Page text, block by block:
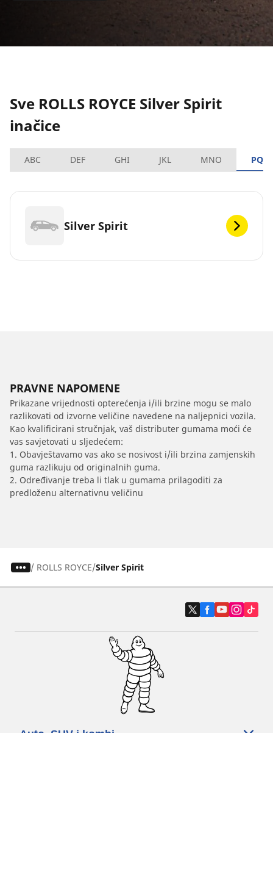
Sve ROLLS ROYCE Silver Spirit
inačice
ABC DEF GHI JKL MNO PQRS
Silver Spirit
PRAVNE NAPOMENE
Prikazane vrijednosti opterećenja i/ili brzine mogu se malo
razlikovati od izvorne veličine navedene na naljepnici vozila.
Kao kvalificirani stručnjak, vaš distributer gumama moći će
vas savjetovati u sljedećem:
1. Obavještavamo vas ako se nosivost i/ili brzina zamjenskih
guma razlikuju od originalnih guma.
2. Određivanje treba li tlak u gumama prilagoditi za
predloženu alternativnu veličinu
/ ROLLS ROYCE Silver Spirit
Auto, SUV i kombi